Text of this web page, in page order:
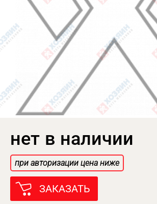
нет в наличии
при авторизации цена ниже
ЗАКАЗАТЬ